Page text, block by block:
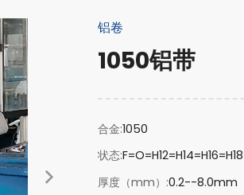
铝卷
1050铝带
合金 1050
状态
厚度（mm） 0.2--8.0mm